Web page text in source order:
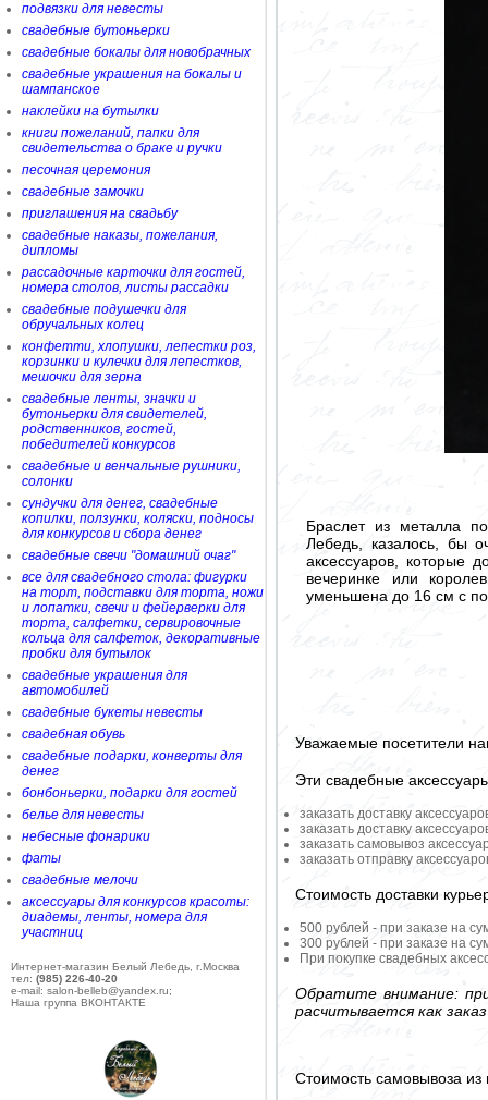
подвязки для невесты
свадебные бутоньерки
свадебные бокалы для новобрачных
свадебные украшения на бокалы и
шампанское
наклейки на бутылки
книги пожеланий, папки для
свидетельства о браке и ручки
песочная церемония
свадебные замочки
приглашения на свадьбу
свадебные наказы, пожелания,
дипломы
рассадочные карточки для гостей,
номера столов, листы рассадки
свадебные подушечки для
обручальных колец
конфетти, хлопушки, лепестки роз,
корзинки и кулечки для лепестков,
мешочки для зерна
свадебные ленты, значки и
бутоньерки для свидетелей,
родственников, гостей,
победителей конкурсов
свадебные и венчальные рушники,
солонки
сундучки для денег, свадебные
копилки, ползунки, коляски, подносы
для конкурсов и сбора денег
свадебные свечи "домашний очаг"
все для свадебного стола: фигурки
на торт, подставки для торта, ножи
и лопатки, свечи и фейерверки для
торта, салфетки, сервировочные
кольца для салфеток, декоративные
пробки для бутылок
свадебные украшения для
автомобилей
свадебные букеты невесты
свадебная обувь
свадебные подарки, конверты для
денег
бонбоньерки, подарки для гостей
белье для невесты
небесные фонарики
фаты
свадебные мелочи
аксессуары для конкурсов красоты:
диадемы, ленты, номера для
участниц
Интернет-магазин Белый Лебедь, г.Москва
тел: (985) 226-40-20
e-mail: salon-belleb@yandex.ru;
Наша группа ВКОНТАКТЕ
Браслет из металла
Лебедь, казалось, бы
аксессуаров, которые
вечеринке или
уменьшена до 16 см с
Уважаемые посетители
Эти свадебные
заказать доставку
заказать доставку
заказать самовывоз
заказать отправку
Стоимость доставки
500 рублей - при заказе на
300 рублей - при заказе на
При покупке свадебных
Обратите внимание:
расчитывается как
Стоимость самовывоза из